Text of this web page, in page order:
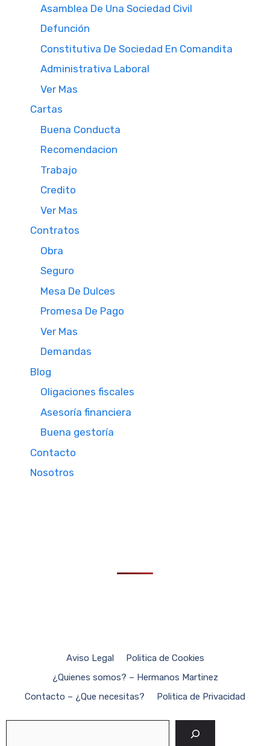
Asamblea De Una Sociedad Civil
Defunción
Constitutiva De Sociedad En Comandita
Administrativa Laboral
Ver Mas
Cartas
Buena Conducta
Recomendacion
Trabajo
Credito
Ver Mas
Contratos
Obra
Seguro
Mesa De Dulces
Promesa De Pago
Ver Mas
Demandas
Blog
Oligaciones fiscales
Asesoría financiera
Buena gestoría
Contacto
Nosotros
Aviso Legal
Politica de Cookies
¿Quienes somos? – Hermanos Martinez
Contacto – ¿Que necesitas?
Politica de Privacidad